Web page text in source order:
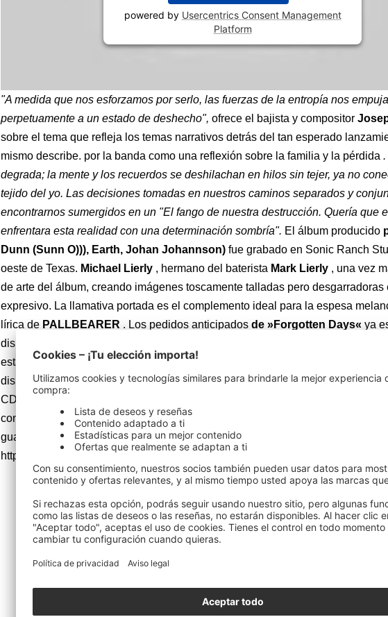
powered by Usercentrics Consent Management
Platform
"A medida que nos esforzamos por serlo, las fuerzas de la entropía nos
perpetuamente a un estado de deshecho", ofrece el bajista y compositor
sobre el tema que refleja los temas narrativos detrás del tan esperado
mismo describe. por la banda como una reflexión sobre la familia y la pérdida .
degrada; la mente y los recuerdos se deshilachan en hilos sin tejer, ya no
tejido del yo. Las decisiones tomadas en nuestros caminos separados y
encontrarnos sumergidos en un "El fango de nuestra destrucción. Quería que
enfrentara esta realidad con una determinación sombría". El álbum producido
Dunn (Sunn O))), Earth, Johan Johannson) fue grabado en Sonic Ranch
oeste de Texas. Michael Lierly , hermano del baterista Mark Lierly , una vez
de arte del álbum, creando imágenes toscamente talladas pero desgarradoras
expresivo. La llamativa portada es el complemento ideal para la espesa
lírica de PALLBEARER . Los pedidos anticipados de »Forgotten Days« ya
disponibles (https://www.pallbearerdoom.com/forgotten-days). El álbum de
está disponible en varias variantes de vinilo de edición limitada con paquetes
disponibles a través de las tiendas web Nuclear Blast y Pallbearer, así como
CD/cassette. La canción principal
con pedidos anticipados digitales en iTunes, Amazon Music y Bandcamp. Los
guardar previamente el álbum y escuchar la canción principal en todos los
https://nblast.de/PallbearerFD
DESCUBRA NUESTROS
Pallbearer